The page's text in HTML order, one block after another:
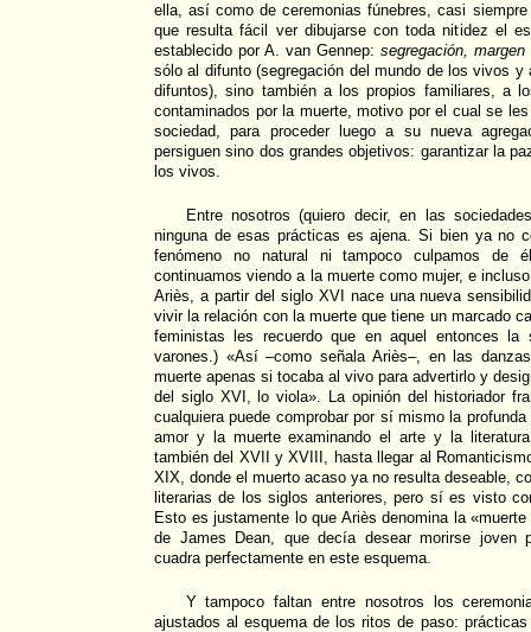
ella, así como de ceremonias fúnebres, casi
que resulta fácil ver dibujarse con toda nitidez el
establecido por A. van Gennep: segregación, margen
sólo al difunto (segregación del mundo de los vivos y
difuntos), sino también a los propios familiares, a
contaminados por la muerte, motivo por el cual se
sociedad, para proceder luego a su nueva
persiguen sino dos grandes objetivos: garantizar la
los vivos.
Entre nosotros (quiero decir, en las
ninguna de esas prácticas es ajena. Si bien ya no
fenómeno no natural ni tampoco culpamos
continuamos viendo a la muerte como mujer, e
Ariès, a partir del siglo XVI nace una nueva
vivir la relación con la muerte que tiene un marcado
feministas les recuerdo que en aquel entonces la
varones.) «Así –como señala Ariès–, en las
muerte apenas si tocaba al vivo para advertirlo y
del siglo XVI, lo viola». La opinión del historiador
cualquiera puede comprobar por sí mismo la
amor y la muerte examinando el arte y la
también del XVII y XVIII, hasta llegar al
XIX, donde el muerto acaso ya no resulta deseable,
literarias de los siglos anteriores, pero sí es visto
Esto es justamente lo que Ariès denomina la
de James Dean, que decía desear morirse joven
cuadra perfectamente en este esquema.
Y tampoco faltan entre nosotros los
ajustados al esquema de los ritos de paso: